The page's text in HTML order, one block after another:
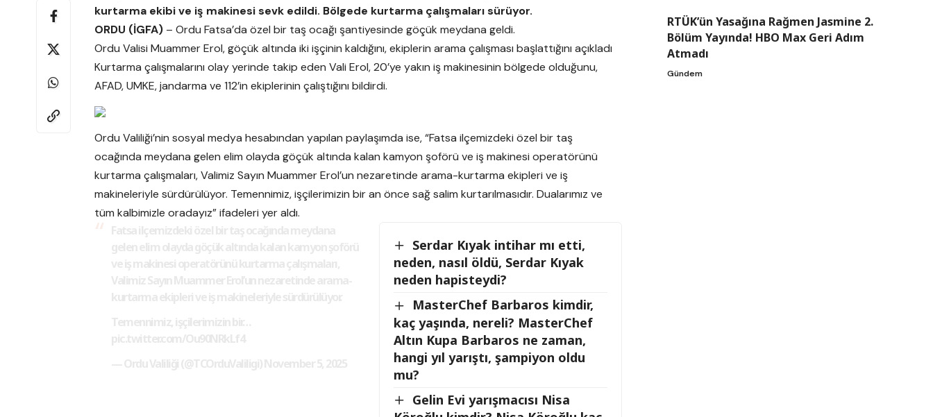
kurtarma ekibi ve iş makinesi sevk edildi. Bölgede kurtarma çalışmaları sürüyor.
ORDU (İGFA) – Ordu Fatsa’da özel bir taş ocağı şantiyesinde göçük meydana geldi.
Ordu Valisi Muammer Erol, göçük altında iki işçinin kaldığını, ekiplerin arama çalışması başlattığını açıkladı
Kurtarma çalışmalarını olay yerinde takip eden Vali Erol, 20’ye yakın iş makinesinin bölgede olduğunu,
AFAD, UMKE, jandarma ve 112’in ekiplerinin çalıştığını bildirdi.
Ordu Valiliği’nin sosyal medya hesabından yapılan paylaşımda ise, “Fatsa ilçemizdeki özel bir taş
ocağında meydana gelen elim olayda göçük altında kalan kamyon şoförü ve iş makinesi operatörünü
kurtarma çalışmaları, Valimiz Sayın Muammer Erol’un nezaretinde arama-kurtarma ekipleri ve iş
makineleriyle sürdürülüyor. Temennimiz, işçilerimizin bir an önce sağ salim kurtarılmasıdır. Dualarımız ve
tüm kalbimizle oradayız” ifadeleri yer aldı.
Serdar Kıyak intihar mı etti,
neden, nasıl öldü, Serdar Kıyak
neden hapisteydi?
MasterChef Barbaros kimdir,
kaç yaşında, nereli? MasterChef
Altın Kupa Barbaros ne zaman,
hangi yıl yarıştı, şampiyon oldu
mu?
Gelin Evi yarışmacısı Nisa
RTÜK’ün Yasağına Rağmen Jasmine 2.
Bölüm Yayında! HBO Max Geri Adım
Atmadı
Gündem